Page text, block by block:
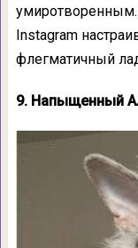
умиротворенным.
Instagram
флегматичный
9. Напыщенный